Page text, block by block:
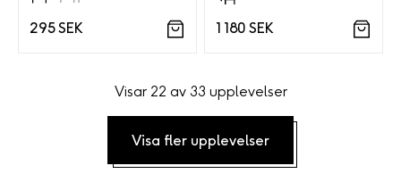
295 SEK 1 180 SEK
Visar 22 av 33 upplevelser
Visa fler upplevelser